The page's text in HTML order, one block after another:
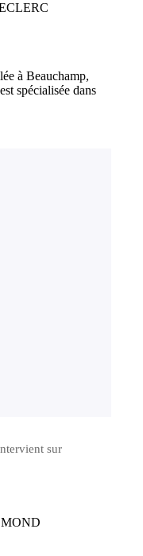
à Beauchamp,
spécialisée dans
sur